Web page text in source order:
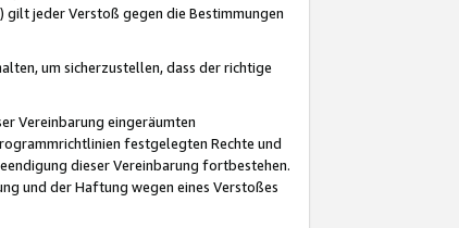
gilt jeder Verstoß gegen die Bestimmungen
um sicherzustellen, dass der richtige
Vereinbarung eingeräumten
festgelegten Rechte und
dieser Vereinbarung fortbestehen.
und der Haftung wegen eines Verstoßes